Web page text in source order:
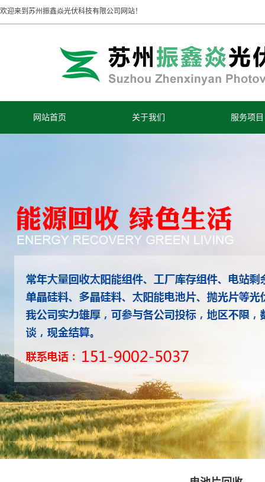
欢迎来到苏州振鑫焱光伏科技有限公司网站！
网站首页 关于我们 服务项目